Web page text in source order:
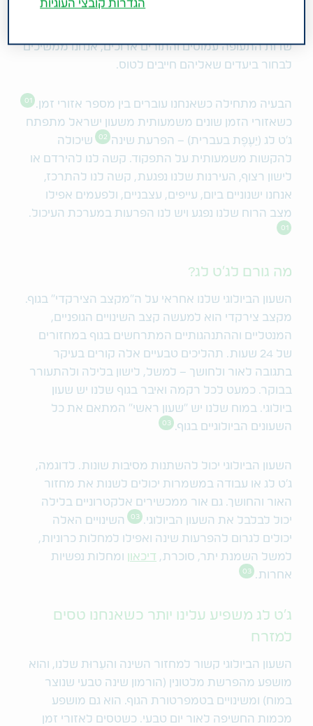
לטוס. למרות שטיסה היא כנראה אחת מהחוויות הפחות
שדות התעופה עמוסים והתורים ארוכים, אנחנו ממשיכים
לבחור ביעדים שאליהם חייבים לטוס.
הבעיה מתחילה כשאנחנו עוברים בין מספר אזורי זמן. 01
כשאזורי הזמן שונים משמעותית משעון ישראל מתפתח
ג׳ט לג (יַעֶפֶת בעברית) – הפרעת שינה
02 שיכולה
להקשות משמעותית על התפקוד. קשה לנו להירדם או
לישון רצוף, העירנות שלנו נפגעת, קשה לנו להתרכז,
אנחנו ישנוניים ביום, עייפים, עצבניים, ולפעמים אפילו
מצב הרוח שלנו נפגע ויש לנו הפרעות במערכת העיכול.
01
מה גורם לג׳ט לג?
השעון הביולוגי שלנו אחראי על ה״מקצב הצירקדי״ בגוף.
מקצב צירקדי הוא למעשה קצב השינויים הגופניים,
המנטליים וההתנהגותיים המתרחשים בגוף במחזורים
של 24 שעות. תהליכים טבעיים אלה קורים בעיקר
בתגובה לאור ולחושך – למשל, לישון בלילה ולהתעורר
בבוקר. כמעט לכל רקמה ואיבר בגוף שלנו יש שעון
ביולוגי. במוח שלנו יש ״שעון ראשי״ המתאם את כל
השעונים הביולוגיים בגוף. 03
השעון הביולוגי יכול להשתנות מסיבות שונות. לדוגמה,
ג׳ט לג או עבודה במשמרות יכולים לשנות את מחזור
האור והחושך. גם אור ממכשירים אלקטרוניים בלילה
יכול לבלבל את השעון הביולוגי. 03 השינויים האלה
יכולים לגרום להפרעות שינה ואפילו למחלות כרוניות,
למשל השמנת יתר, סוכרת, דיכאון ומחלות נפשיות
אחרות. 03
ג׳ט לג משפיע עלינו יותר כשאנחנו טסים
למזרח
השעון הביולוגי קשור למחזור השינה והעֵרוּת שלנו, והוא
מושפע מהפרשת מלטונין (הורמון שינה טבעי שנוצר
במוח) ומשינויים בטמפרטורת הגוף. הוא גם מושפע
מכמות החשיפה לאור יום טבעי. כשטסים לאזורי זמן
הגדרות קובצי העוגיות